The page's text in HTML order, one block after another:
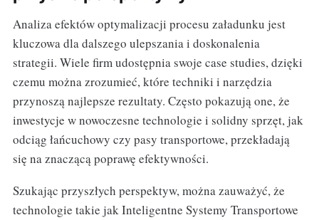
Analiza efektów optymalizacji procesu załadunku jest
kluczowa dla dalszego ulepszania i doskonalenia
strategii. Wiele firm udostępnia swoje case studies, dzięki
czemu można zrozumieć, które techniki i narzędzia
przynoszą najlepsze rezultaty. Często pokazują one, że
inwestycje w nowoczesne technologie i solidny sprzęt, jak
odciąg łańcuchowy czy pasy transportowe, przekładają
się na znaczącą poprawę efektywności.
Szukając przyszłych perspektyw, można zauważyć, że
technologie takie jak Inteligentne Systemy Transportowe